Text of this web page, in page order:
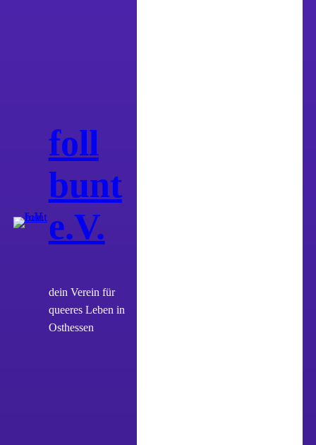
foll
bunt
e.V.
dein Verein für
queeres Leben in
Osthessen